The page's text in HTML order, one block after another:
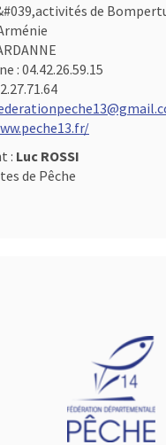
de
: 04.42.26.59.15
: Luc ROSSI
de Pêche